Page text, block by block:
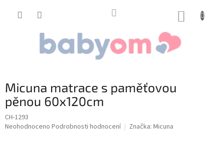
Micuna matrace s paměťovou
pěnou 60x120cm
CH-1293
Průměrné
Neohodnoceno Podrobnosti hodnocení Značka: Micuna